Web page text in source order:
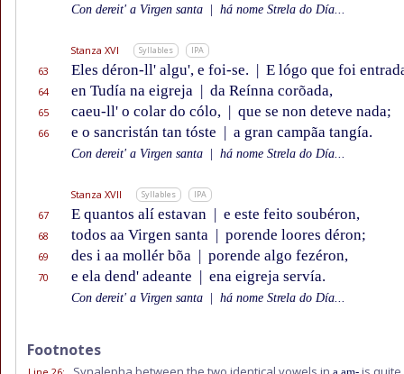
Con dereit' a Virgen santa há nome Strela do Día...
Stanza XVI Syllables IPA
63 Eles déron-ll' algu', e foi-se. | E lógo que foi
64 en Tudía na eigreja | da Reínna corõada,
65 caeu-ll' o colar do cólo, | que se non deteve nada;
66 e o sancristán tan tóste | a gran campãa tangía.
Con dereit' a Virgen santa há nome Strela do Día...
Stanza XVII Syllables IPA
67 E quantos alí estavan | e este feito soubéron,
68 todos aa Virgen santa | porende loores déron;
69 des i aa mollér bõa | porende algo fezéron,
70 e ela dend' adeante | ena eigreja servía.
Con dereit' a Virgen santa há nome Strela do Día...
Footnotes